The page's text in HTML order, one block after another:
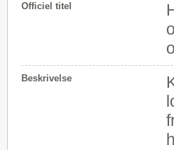
Officiel titel
Beskrivelse